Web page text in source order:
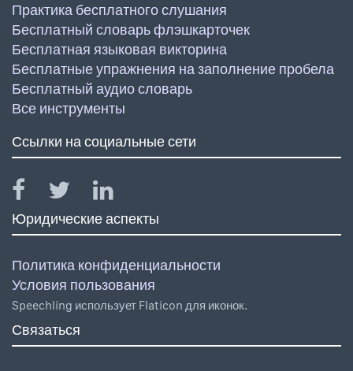
Практика бесплатного слушания
Бесплатный словарь флэшкарточек
Бесплатная языковая викторина
Бесплатные упражнения на заполнение пробела
Бесплатный аудио словарь
Все инструменты
Ссылки на социальные сети
Юридические аспекты
Политика конфиденциальности
Условия пользования
Speechling использует Flaticon для иконок.
Связаться